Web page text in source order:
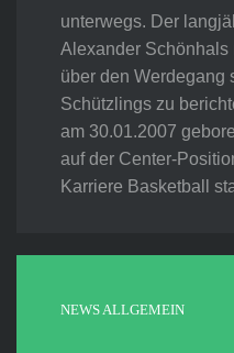
unterwegs. Der
Alexander Schönhals
über den Werdegang
Schützlings zu
am 30.01.2007
auf der Center-
Karriere Basketball
NEWS ALLGEMEIN